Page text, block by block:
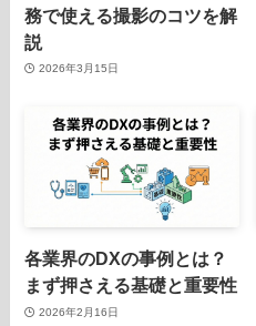
務で使える撮影のコツを解
説
2026年3月15日
各業界のDXの事例とは？
まず押さえる基礎と重要性
2026年2月16日